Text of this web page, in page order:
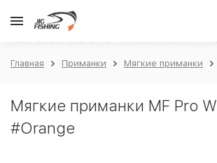
Главная Приманки Мягкие приманки
Мягкие приманки MF Pro
#Orange